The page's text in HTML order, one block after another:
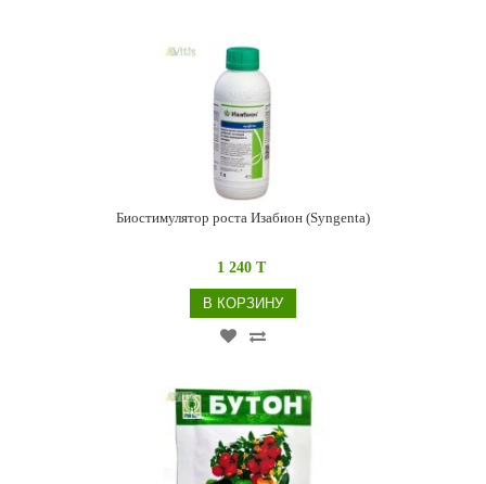
Биостимулятор роста Изабион (Syngenta)
1 240 T
В КОРЗИНУ